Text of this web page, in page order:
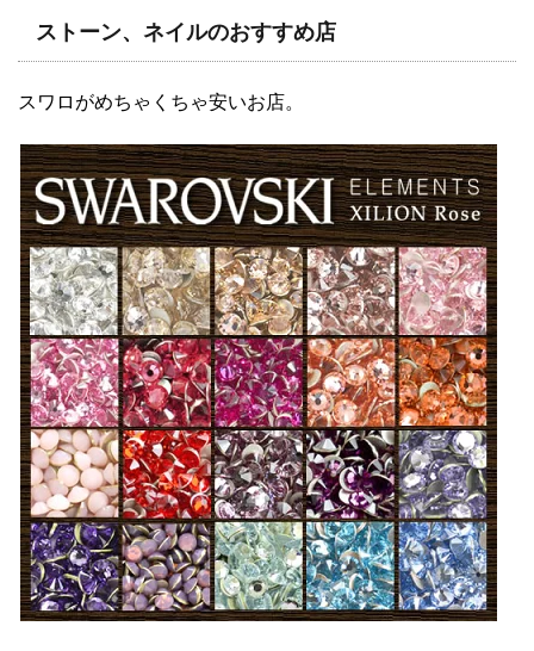
ストーン、ネイルのおすすめ店
スワロがめちゃくちゃ安いお店。